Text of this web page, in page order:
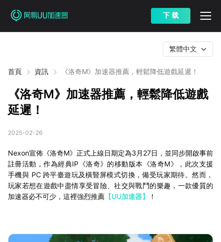
下 载
首頁 資訊 《洛奇M》加速器推薦，輕鬆降低遊戲延遲！
繁體中文
《洛奇M》加速器推薦，輕鬆降低遊戲
延遲！
2025-02-26
Nexon宣佈《洛奇M》正式上線日期定為3月27日，並同步開啟事前
註冊活動，作為經典IP《洛奇》的移動版本《洛奇M》，此次支援
手機與 PC 跨平臺遊玩及橫豎屏模式切換，備受玩家期待。然而，
玩家若想在遊戲中盡情享受冒險、社交與戰鬥的樂趣，一款優質的
加速器必不可少，這裡強烈推薦 【UU加速器】 ！